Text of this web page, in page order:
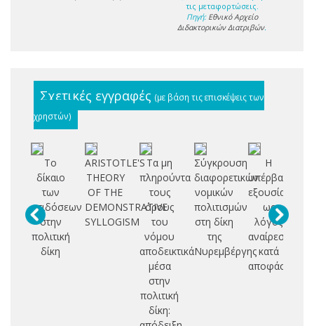
τις μεταφορτώσεις.
Πηγή: Εθνικό Αρχείο
Διδακτορικών Διατριβών.
Σχετικές εγγραφές (με βάση τις επισκέψεις των
χρηστών)
Το
δίκαιο
των
επιδόσεων
στην
πολιτική
δίκη
ARISTOTLE'S
THEORY
OF THE
DEMONSTRATIVE
SYLLOGISM
Τα μη
πληρούντα
τους
όρους
του
νόμου
αποδεικτικά
μέσα
στην
πολιτική
δίκη:
Σύγκρουση
διαφορετικών
νομικών
πολιτισμών
στη δίκη
της
Νυρεμβέργης
Η
υπέρβαση
εξουσίας
ως
λόγος
αναίρεσης
κατά
αποφάσεων